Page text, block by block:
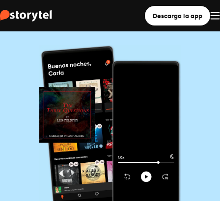
Descarga la app